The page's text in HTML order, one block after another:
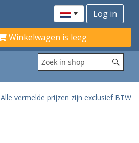
Winkelwagen is leeg
Alle vermelde prijzen zijn exclusief BTW